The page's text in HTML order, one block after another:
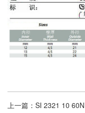
上一篇： SI 2321 10